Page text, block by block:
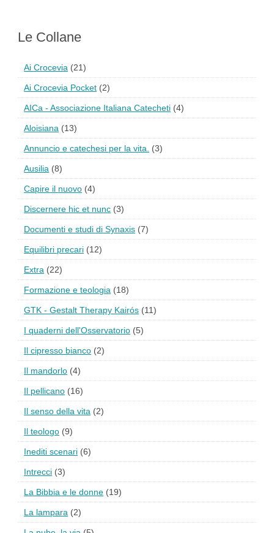
Le Collane
Ai Crocevia (21)
Ai Crocevia Pocket (2)
AICa - Associazione Italiana Catecheti (4)
Aloisiana (13)
Annuncio e catechesi per la vita. (3)
Ausilia (8)
Capire il nuovo (4)
Discernere hic et nunc (3)
Documenti e studi di Synaxis (7)
Equilibri precari (12)
Extra (22)
Formazione e teologia (18)
GTK - Gestalt Therapy Kairós (11)
I quaderni dell'Osservatorio (5)
Il cipresso bianco (2)
Il mandorlo (4)
Il pellicano (16)
Il senso della vita (2)
Il teologo (9)
Inediti scenari (6)
Intrecci (3)
La Bibbia e le donne (19)
La lampara (2)